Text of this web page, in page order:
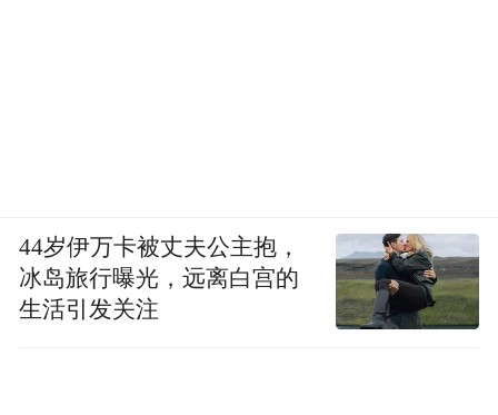
44岁伊万卡被丈夫公主抱，
冰岛旅行曝光，远离白宫的
生活引发关注